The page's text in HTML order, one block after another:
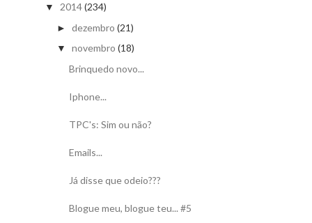
▼ 2014(234)
► dezembro (21)
▼ novembro (18)
Brinquedo novo...
Iphone...
TPC's: Sim ou não?
Emails...
Já disse que odeio???
Blogue meu, blogue teu... #5